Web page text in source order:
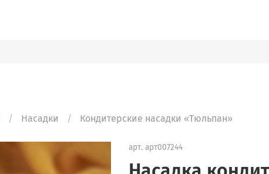
Насадки Кондитерские насадки «Тюльпан»
арт. арт007244